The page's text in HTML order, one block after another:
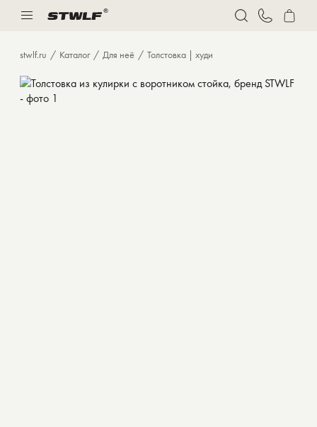
Спорт
Костюмы
Толстовки и худи
Футболки
stwlf.ru Каталог Для неё Толстовка | худи